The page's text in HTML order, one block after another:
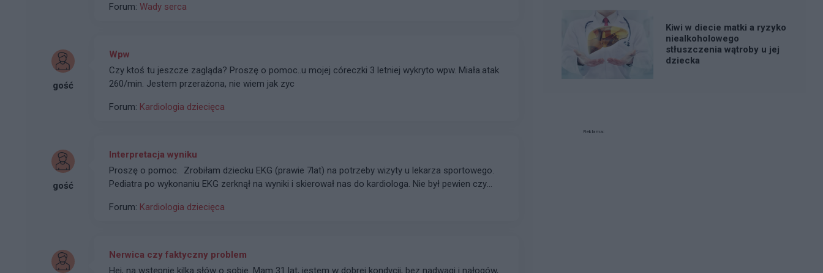
nie widzi przeciwwskazań. i w tej sytuacji nie wiem co myśleć. bardzo proszę o poradę
Forum:Wady serca
gość
Wpw
Czy ktoś tu jeszcze zagląda? Proszę o pomoc..u mojej córeczki 3 letniej wykryto wpw. Miała.atak
260/min. Jestem przerażona, nie wiem jak zyc
Forum: Kardiologia dziecięca
gość
Interpretacja wyniku
Proszę o pomoc. Zrobiłam dziecku EKG (prawie 7lat) na potrzeby wizyty u lekarza sportowego.
Pediatra po wykonaniu EKG zerknął na wyniki i skierował nas do kardiologa. Nie był pewien czy
jakiś czas. Mnie bardzo to zaniepokoiło i proszę o informację, czy jest z tymi wynikami aż tak źle.
Forum: Kardiologia dziecięca
Nerwica czy faktyczny problem
Hej, na wstępnie kilka słów o sobie. Mam 31 lat, jestem w dobrej kondycji, bez nadwagi i nałogów,
Kiwi w diecie matki a ryzyko
niealkoholowego
stłuszczenia wątroby u jej
dziecka
Reklama: